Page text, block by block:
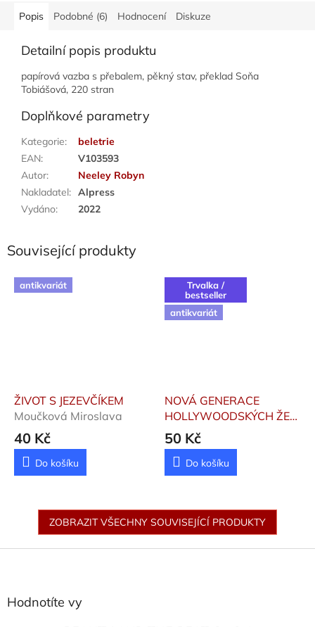
Popis Podobné (6) Hodnocení Diskuze
Detailní popis produktu
papírová vazba s přebalem, pěkný stav, překlad Soňa
Tobiášová, 220 stran
Doplňkové parametry
Kategorie:
beletrie
EAN:
V103593
Autor:
Neeley Robyn
Nakladatel: Alpress
Vydáno: 2022
Související produkty
antikvariát
ŽIVOT S JEZEVČÍKEM
Moučková Miroslava
40 Kč
Do košíku
Trvalka /
bestseller
antikvariát
NOVÁ GENERACE
HOLLYWOODSKÝCH ŽEN
Collins Jackie
50 Kč
Do košíku
ZOBRAZIT VŠECHNY SOUVISEJÍCÍ PRODUKTY
Hodnotíte vy